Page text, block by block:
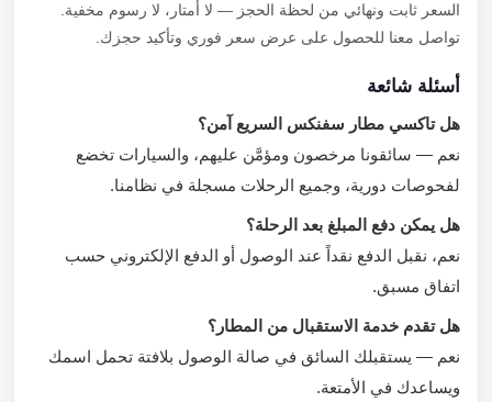
السعر ثابت ونهائي من لحظة الحجز — لا أمتار، لا رسوم مخفية.
تواصل معنا للحصول على عرض سعر فوري وتأكيد حجزك.
أسئلة شائعة
هل تاكسي مطار سفنكس السريع آمن؟
نعم — سائقونا مرخصون ومؤمَّن عليهم، والسيارات تخضع
لفحوصات دورية، وجميع الرحلات مسجلة في نظامنا.
هل يمكن دفع المبلغ بعد الرحلة؟
نعم، نقبل الدفع نقداً عند الوصول أو الدفع الإلكتروني حسب
اتفاق مسبق.
هل تقدم خدمة الاستقبال من المطار؟
نعم — يستقبلك السائق في صالة الوصول بلافتة تحمل اسمك
ويساعدك في الأمتعة.